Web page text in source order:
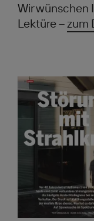
Wir wünschen
Lektüre –zum